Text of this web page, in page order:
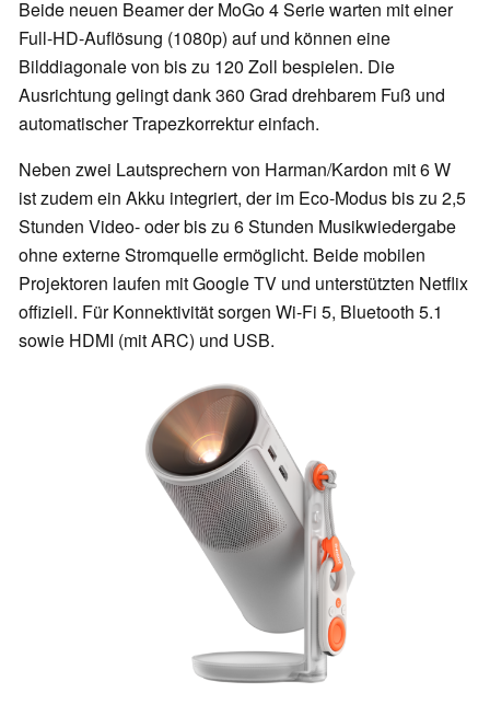
Beide neuen Beamer der MoGo 4 Serie warten mit einer
Full-HD-Auflösung (1080p) auf und können eine
Bilddiagonale von bis zu 120 Zoll bespielen. Die
Ausrichtung gelingt dank 360 Grad drehbarem Fuß und
automatischer Trapezkorrektur einfach.
Neben zwei Lautsprechern von Harman/Kardon mit 6 W
ist zudem ein Akku integriert, der im Eco-Modus bis zu 2,5
Stunden Video- oder bis zu 6 Stunden Musikwiedergabe
ohne externe Stromquelle ermöglicht. Beide mobilen
Projektoren laufen mit Google TV und unterstützten Netflix
offiziell. Für Konnektivität sorgen Wi-Fi 5, Bluetooth 5.1
sowie HDMI (mit ARC) und USB.